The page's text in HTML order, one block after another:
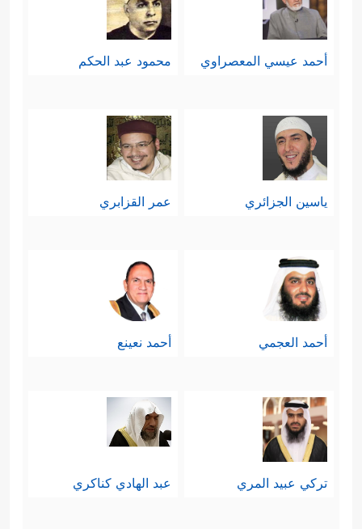
أحمد عيسي المعصراوي محمود عبد الحكم
ياسين الجزائري عمر القزابري
أحمد العجمي أحمد نعينع
تركي عبيد المري عبد الهادي كناكري